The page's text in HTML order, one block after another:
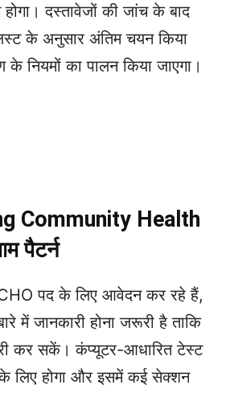
दस्तावेजों की जांच के बाद
के अनुसार अंतिम चयन किया
के नियमों का पालन किया जाएगा।
Community Health
पैटर्न
CHO पद के लिए आवेदन कर रहे हैं,
में जानकारी होना जरूरी है ताकि
कर सकें। कंप्यूटर-आधारित टेस्ट
लिए होगा और इसमें कई सेक्शन